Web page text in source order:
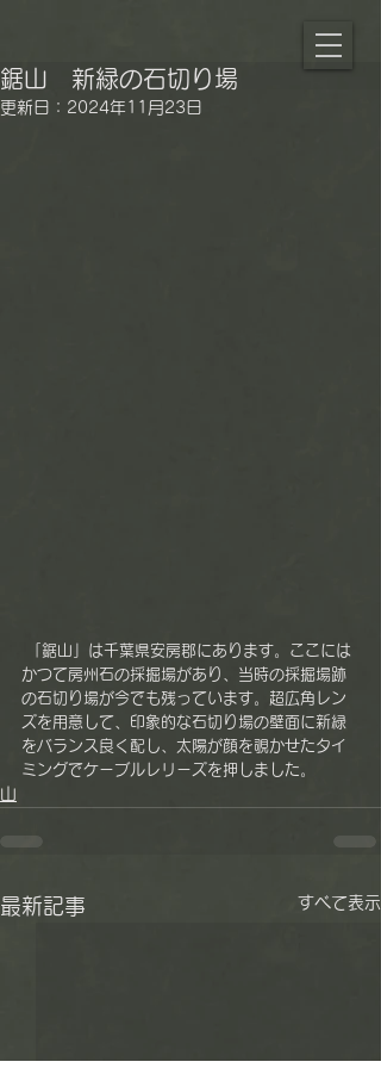
鋸山 新緑の石切り場
更新日： 2024年11月23日
かつて房州石の採掘場があり、当時の採掘場跡
の石切り場が今でも残っています。超広角レン
ズを用意して、印象的な石切り場の壁面に新緑
をバランス良く配し、太陽が顔を覗かせたタイ
ミングでケーブルレリーズを押しました。
山
最新記事 すべて表示